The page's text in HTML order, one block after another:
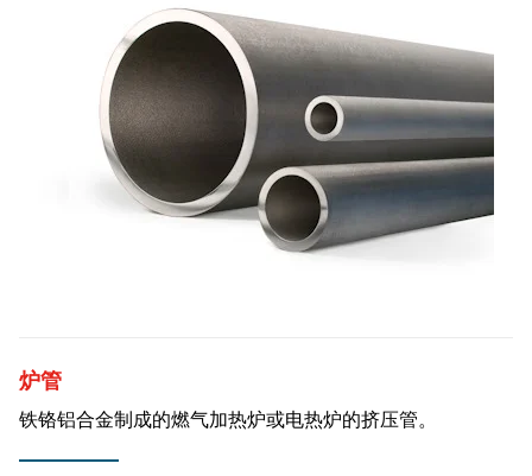
炉管
铁铬铝合金制成的燃气加热炉或电热炉的挤压管。